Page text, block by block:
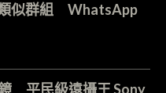
類似群組 WhatsApp
平民級遠攝王 Sony